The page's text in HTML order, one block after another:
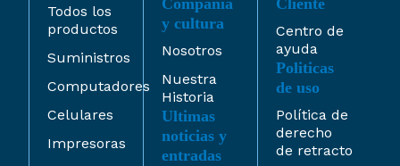
Todos los
productos
Suministros
Computadores
Celulares
Impresoras
Compañía
y cultura
Nosotros
Nuestra
Historia
Ultimas
noticias y
entradas
Cliente
Centro de
ayuda
Politicas
de uso
Política de
derecho
de retracto